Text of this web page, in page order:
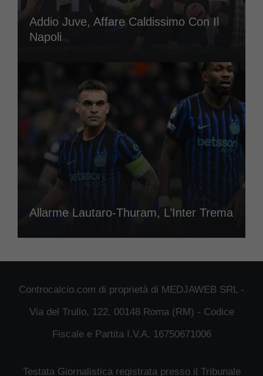
Addio Juve, Affare Caldissimo Con Il
Napoli
Allarme Lautaro-Thuram, L’Inter Trema
Controcalcio.com di proprietà di MEDJAWEB SRL -
Via del Trullo, 122, 00148 Roma (RM) - Codice
Fiscale e Partita I.V.A. 16750671006
Testata Giornalistica registrata presso il Tribunale